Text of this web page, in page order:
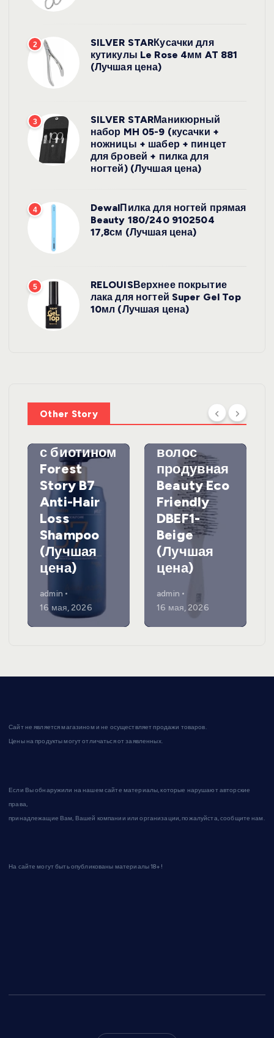
2
SILVER STARКусачки для
кутикулы Le Rose 4мм AT 881
(Лучшая цена)
3
SILVER STARМаникюрный
набор MH 05-9 (кусачки +
ножницы + шабер + пинцет
для бровей + пилка для
ногтей) (Лучшая цена)
4
DewalПилка для ногтей прямая
Beauty 180/240 9102504
17,8см (Лучшая цена)
5
RELOUISВерхнее покрытие
лака для ногтей Super Gel Top
10мл (Лучшая цена)
Other Story
волос
против
с биотином
Forest
Story B7
Anti-Hair
Loss
Shampoo
(Лучшая
цена)
admin
16 мая, 2026
DewalЩетк
волос
продувная
Beauty Eco
Friendly
DBEF1-
Beige
(Лучшая
цена)
admin
16 мая, 2026
Сайт не является магазином и не осуществляет продажи товаров.
Цены на продукты могут отличаться от заявленных.
Если Вы обнаружили на нашем сайте материалы, которые нарушают авторские
права,
принадлежащие Вам, Вашей компании или организации, пожалуйста, сообщите нам.
На сайте могут быть опубликованы материалы 18+!